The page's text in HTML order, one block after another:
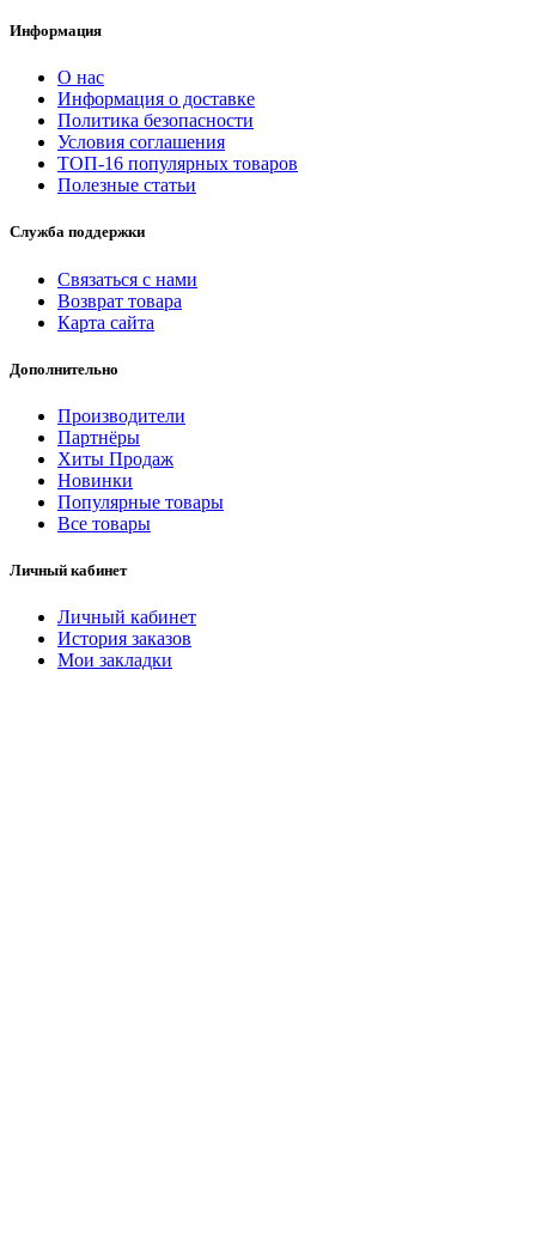
Информация
О нас
Информация о доставке
Политика безопасности
Условия соглашения
ТОП-16 популярных товаров
Полезные статьи
Служба поддержки
Связаться с нами
Возврат товара
Карта сайта
Дополнительно
Производители
Партнёры
Хиты Продаж
Новинки
Популярные товары
Все товары
Личный кабинет
Личный кабинет
История заказов
Мои закладки